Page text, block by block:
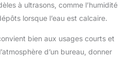
chambres ou coffrets
dilution, ni salissures -
élimine les résidus. Il
le flacon de 10 ml
à ultrasons, comme l’humidité
lorsque l’eau est calcaire.
bien aux usages courts et
d’un bureau, donner